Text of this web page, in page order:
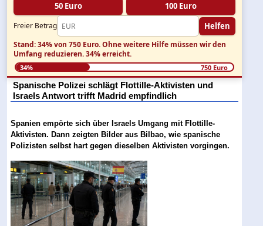
50 Euro 100 Euro
Freier Betrag Helfen
Stand: 34% von 750 Euro.Ohne weitere Hilfe müssen wir den
Umfang reduzieren.34% erreicht.
34% 750 Euro
Spanische Polizei schlägt Flottille-Aktivisten und
Israels Antwort trifft Madrid empfindlich
Spanien empörte sich über Israels Umgang mit Flottille-
Aktivisten. Dann zeigten Bilder aus Bilbao, wie spanische
Polizisten selbst hart gegen dieselben Aktivisten vorgingen.